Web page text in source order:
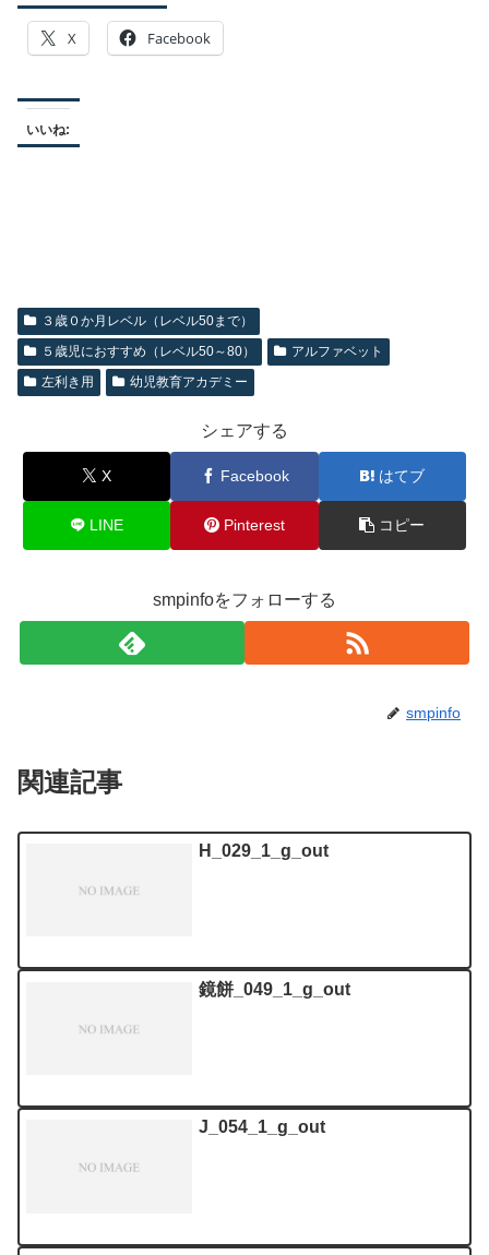
X Facebook
いいね:
３歳０か月レベル（レベル50まで）
５歳児におすすめ（レベル50～80）
アルファベット
左利き用
幼児教育アカデミー
シェアする
X Facebook はてブ
LINE Pinterest コピー
smpinfoをフォローする
smpinfo
関連記事
H_029_1_g_out
鏡餅_049_1_g_out
J_054_1_g_out